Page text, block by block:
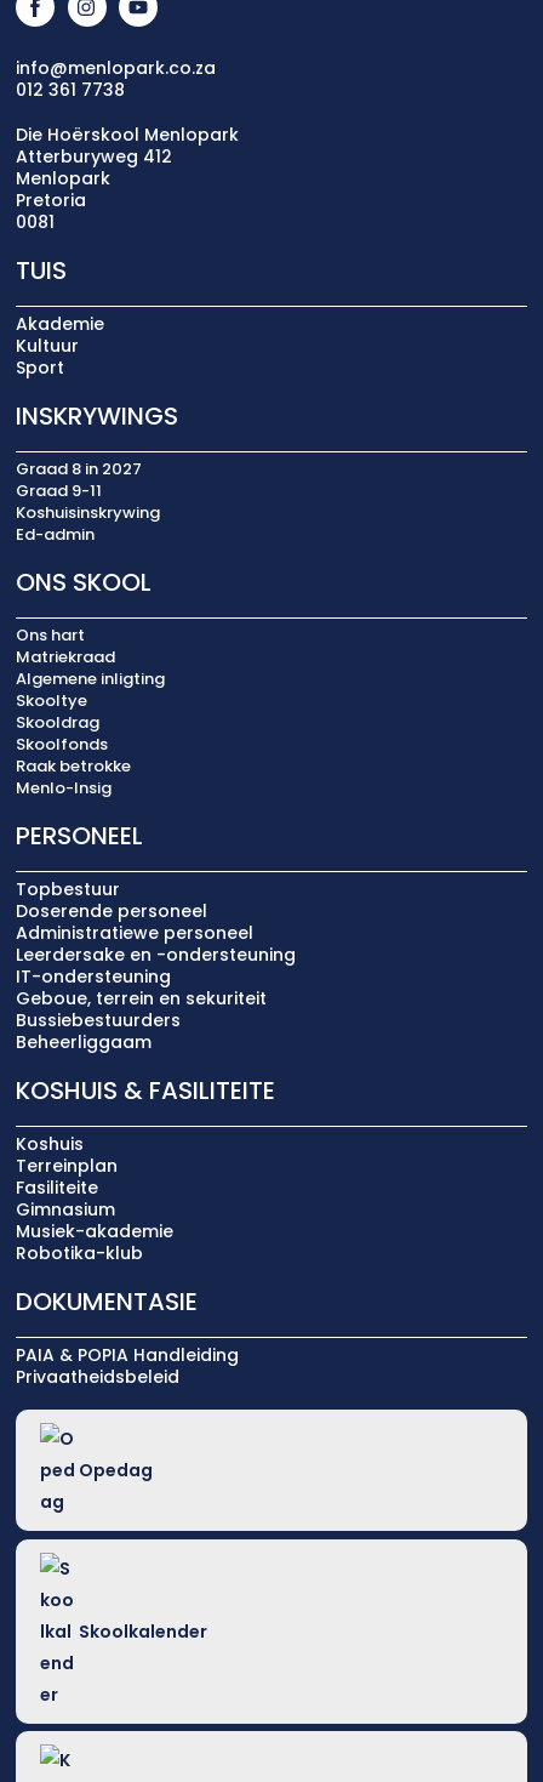
info@menlopark.co.za
012 361 7738
Die Hoërskool Menlopark
Atterburyweg 412
Menlopark
Pretoria
0081
TUIS
Akademie
Kultuur
Sport
INSKRYWINGS
Graad 8 in 2027
Graad 9-11
Koshuisinskrywing
Ed-admin
ONS SKOOL
Ons hart
Matriekraad
Algemene inligting
Skooltye
Skooldrag
Skoolfonds
Raak betrokke
Menlo-Insig
PERSONEEL
Topbestuur
Doserende personeel
Administratiewe personeel
Leerdersake en -ondersteuning
IT-ondersteuning
Geboue, terrein en sekuriteit
Bussiebestuurders
Beheerliggaam
KOSHUIS & FASILITEITE
Koshuis
Terreinplan
Fasiliteite
Gimnasium
Musiek-akademie
Robotika-klub
DOKUMENTASIE
PAIA & POPIA Handleiding
Privaatheidsbeleid
Opedag
Skoolkalender